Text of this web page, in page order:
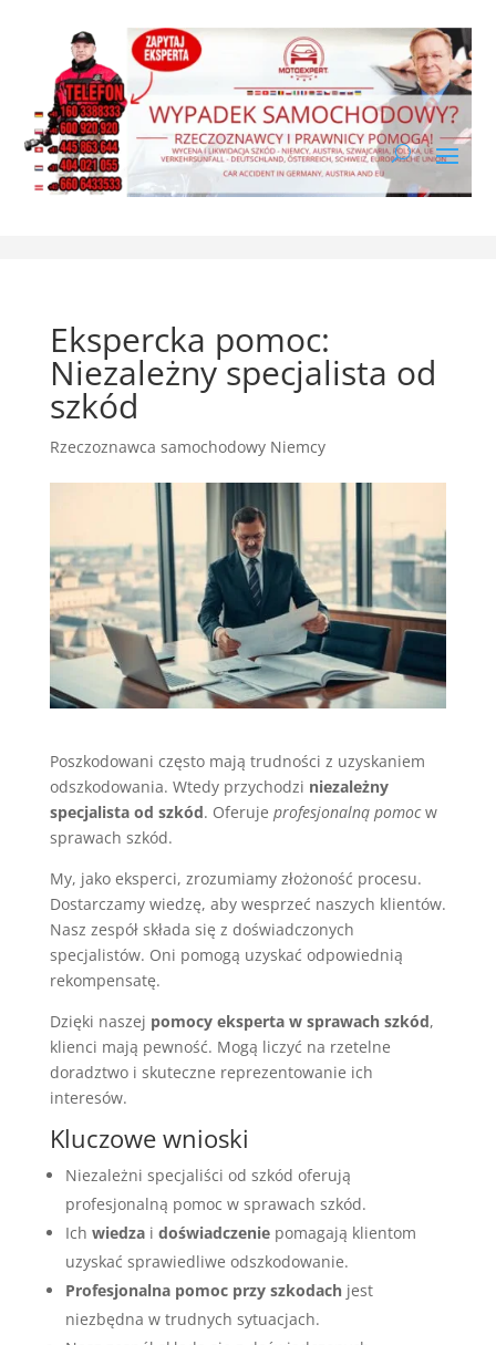
Ekspercka pomoc:
Niezależny specjalista od
szkód
Rzeczoznawca samochodowy Niemcy
Poszkodowani często mają trudności z uzyskaniem
odszkodowania. Wtedy przychodzi niezależny
specjalista od szkód. Oferuje profesjonalną pomocw
sprawach szkód.
My, jako eksperci, zrozumiamy złożoność procesu.
Dostarczamy wiedzę, aby wesprzeć naszych klientów.
Nasz zespół składa się z doświadczonych
specjalistów. Oni pomogą uzyskać odpowiednią
rekompensatę.
Dzięki naszej pomocy eksperta w sprawach szkód,
klienci mają pewność. Mogą liczyć na rzetelne
doradztwo i skuteczne reprezentowanie ich
interesów.
Kluczowe wnioski
Niezależni specjaliści od szkód oferują
profesjonalną pomoc w sprawach szkód.
Ich wiedzai doświadczeniepomagają klientom
uzyskać sprawiedliwe odszkodowanie.
Profesjonalna pomoc przy szkodachjest
niezbędna w trudnych sytuacjach.